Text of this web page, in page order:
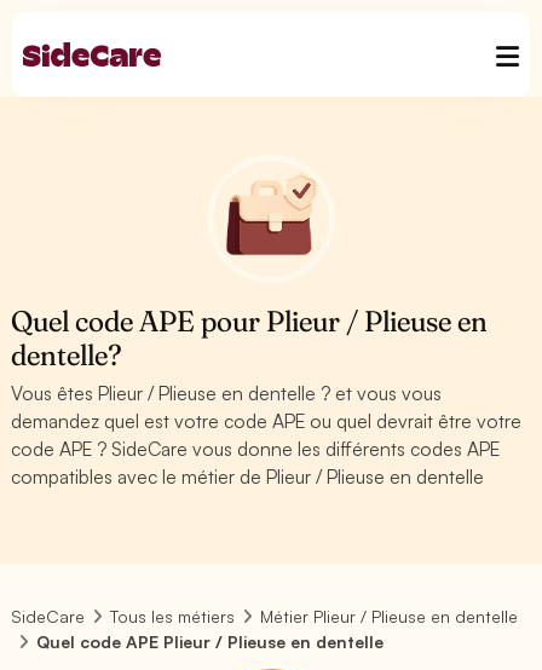
Quel code APE pour Plieur / Plieuse en
dentelle?
Vous êtes Plieur / Plieuse en dentelle ? et vous vous
demandez quel est votre code APE ou quel devrait être votre
code APE ? SideCare vous donne les différents codes APE
compatibles avec le métier de Plieur / Plieuse en dentelle
SideCare Tous les métiers
Métier Plieur / Plieuse en dentelle
Quel code APE Plieur / Plieuse en dentelle